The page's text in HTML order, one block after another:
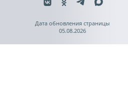
Дата обновления страницы
05.08.2026